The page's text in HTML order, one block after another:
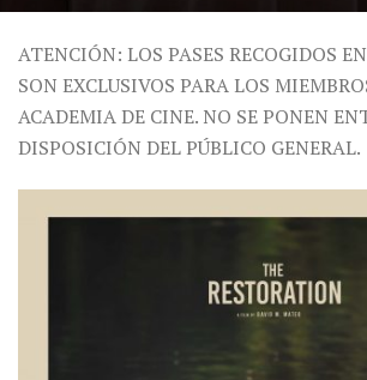
ATENCIÓN: LOS PASES RECOGIDOS
SON EXCLUSIVOS PARA LOS
ACADEMIA DE CINE. NO SE PONEN
DISPOSICIÓN DEL PÚBLICO GENERAL.